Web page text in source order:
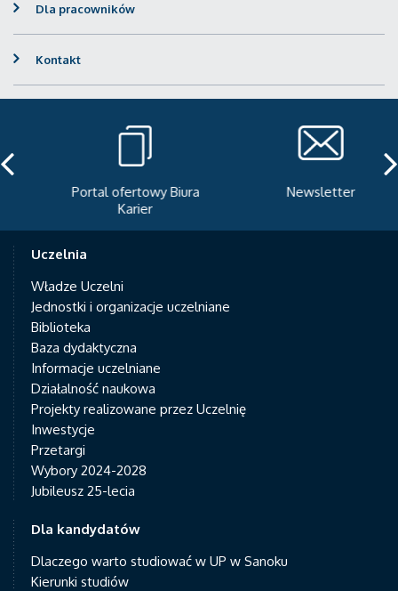
Dla pracowników
Kontakt
Portal ofertowy Biura
Karier
Newsletter
Uczelnia
Władze Uczelni
Jednostki i organizacje uczelniane
Biblioteka
Baza dydaktyczna
Informacje uczelniane
Działalność naukowa
Projekty realizowane przez Uczelnię
Inwestycje
Przetargi
Wybory 2024-2028
Jubileusz 25-lecia
Dla kandydatów
Dlaczego warto studiować w UP w Sanoku
Kierunki studiów